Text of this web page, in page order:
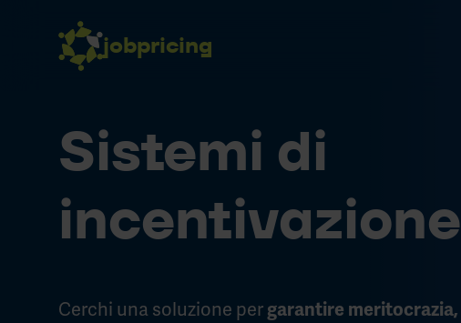
jobpricing
Sistemi di
incentivazione
Cerchi una soluzione per garantire meritocrazia,